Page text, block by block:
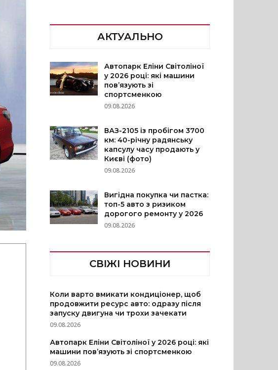
АКТУАЛЬНО
Автопарк Еліни Світоліної
у 2026 році: які машини
пов’язують зі
спортсменкою
09.08.2026
ВАЗ-2105 із пробігом 3700
км: 40-річну радянську
капсулу часу продають у
Києві (фото)
09.08.2026
Вигідна покупка чи пастка:
топ-5 авто з ризиком
дорогого ремонту у 2026
09.08.2026
СВІЖІ НОВИНИ
Коли варто вмикати кондиціонер, щоб
продовжити ресурс авто: одразу після
запуску двигуна чи трохи зачекати
09.08.2026
Автопарк Еліни Світоліної у 2026 році: які
машини пов’язують зі спортсменкою
09.08.2026